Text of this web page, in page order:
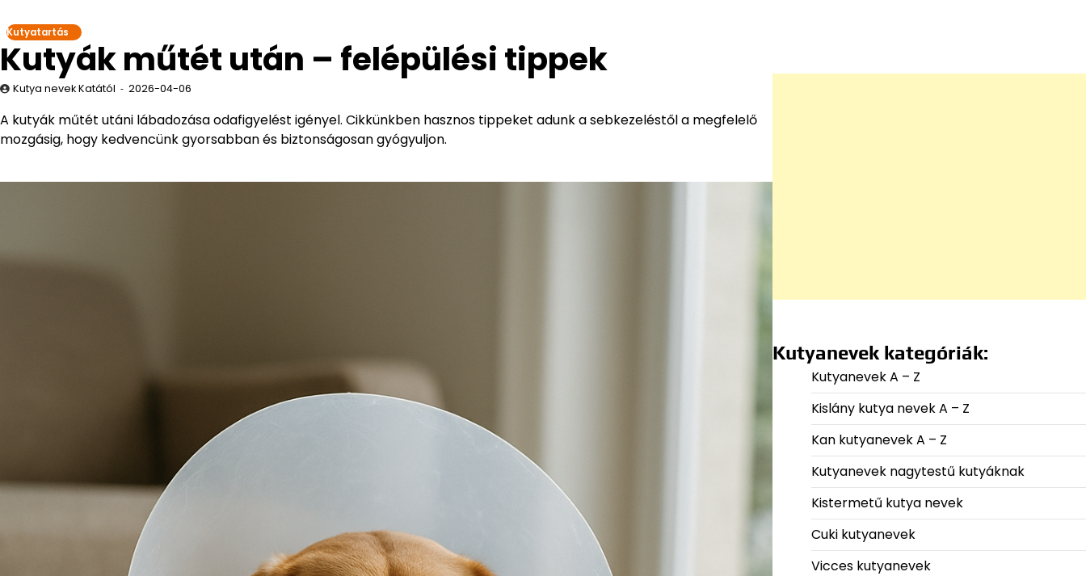
Kutyatartás
Kutyák műtét után – felépülési tippek
Kutya nevek Katától 2026-04-06
A kutyák műtét utáni lábadozása odafigyelést igényel. Cikkünkben hasznos tippeket adunk a sebkezeléstől a megfelelő
mozgásig, hogy kedvencünk gyorsabban és biztonságosan gyógyuljon.
Kutyanevek kategóriák:
Kutyanevek A – Z
Kislány kutya nevek A – Z
Kan kutyanevek A – Z
Kutyanevek nagytestű kutyáknak
Kistermetű kutya nevek
Cuki kutyanevek
Vicces kutyanevek